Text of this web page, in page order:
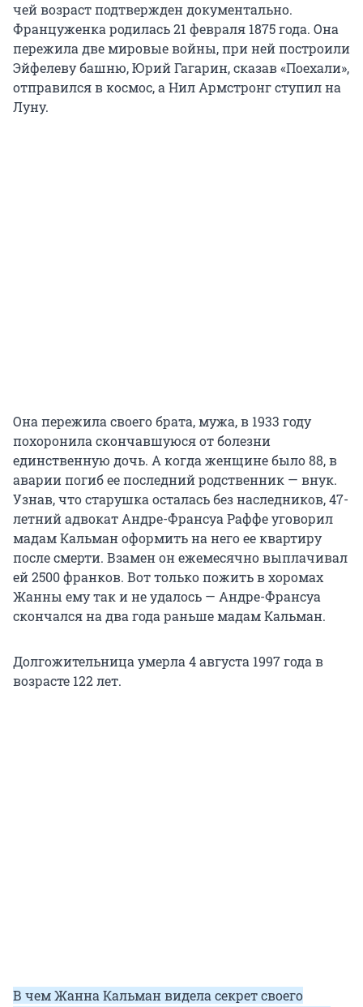
чей возраст подтвержден документально.
Француженка родилась 21 февраля 1875 года. Она
пережила две мировые войны, при ней построили
Эйфелеву башню, Юрий Гагарин, сказав «Поехали»,
отправился в космос, а Нил Армстронг ступил на
Луну.
Она пережила своего брата, мужа, в 1933 году
похоронила скончавшуюся от болезни
единственную дочь. А когда женщине было 88, в
аварии погиб ее последний родственник — внук.
Узнав, что старушка осталась без наследников, 47-
летний адвокат Андре-Франсуа Раффе уговорил
мадам Кальман оформить на него ее квартиру
после смерти. Взамен он ежемесячно выплачивал
ей 2500 франков. Вот только пожить в хоромах
Жанны ему так и не удалось — Андре-Франсуа
скончался на два года раньше мадам Кальман.
Долгожительница умерла 4 августа 1997 года в
возрасте 122 лет.
В чем Жанна Кальман видела секрет своего